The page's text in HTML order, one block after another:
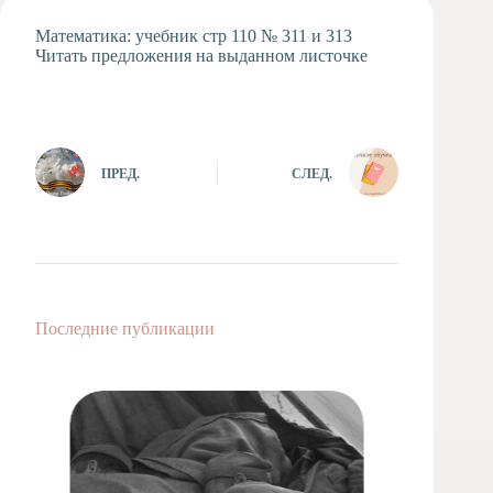
студия
Тьюторская
Математика: учебник стр 110 № 311 и 313
Читать предложения на выданном листочке
ПРЕД. СЛЕД.
Последние публикации